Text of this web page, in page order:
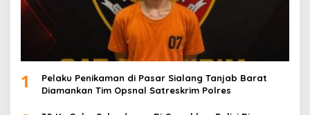
1
Pelaku Penikaman di Pasar Sialang Tanjab Barat
Diamankan Tim Opsnal Satreskrim Polres